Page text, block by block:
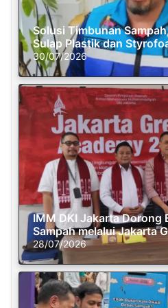
Solusi Timbunan
Sulap Plastik dan
30/07/2026
IMM DKI Jakarta Dorong
Sampah melalui Jakarta
28/07/2026